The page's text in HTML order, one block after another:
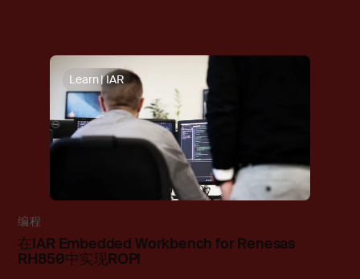
Learn | IAR
编程
在IAR Embedded Workbench for Renesas
RH850中实现ROPI